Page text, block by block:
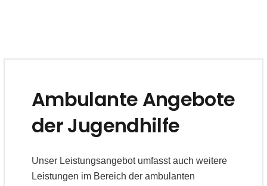
Ambulante Angebote
der Jugendhilfe
Unser Leistungsangebot umfasst auch weitere
Leistungen im Bereich der ambulanten